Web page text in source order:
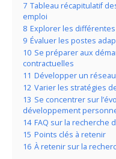
7 Tableau récapitulatif
emploi
8 Explorer les
9 Évaluer les postes
10 Se préparer aux
contractuelles
11 Développer un
12 Varier les stratégies
13 Se concentrer sur
développement
14 FAQ sur la recherche
15 Points clés à retenir
16 À retenir sur la